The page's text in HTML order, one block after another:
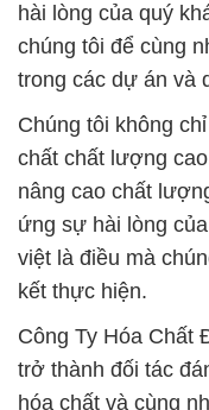
hài lòng của quý
chúng tôi để cùng
trong các dự án và
Chúng tôi không
chất chất lượng
nâng cao chất
ứng sự hài lòng
việt là điều mà
kết thực hiện.
Công Ty Hóa Chất
trở thành đối tác
hóa chất và cùng